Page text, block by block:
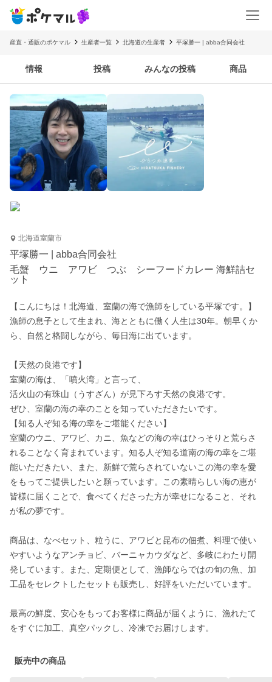
産直・通販のポケマル 生産者一覧 北海道の生産者 平塚勝一 | abba合同会社
情報 投稿 みんなの投稿 商品
北海道室蘭市
平塚勝一 | abba合同会社
毛蟹 ウニ アワビ つぶ シーフードカレー 海鮮詰セ
ット
【こんにちは！北海道、室蘭の海で漁師をしている平塚です。】
漁師の息子として生まれ、海とともに働く人生は30年。朝早くか
ら、自然と格闘しながら、毎日海に出ています。
【天然の良港です】
室蘭の海は、「噴火湾」と言って、
活火山の有珠山（うすざん）が見下ろす天然の良港です。
ぜひ、室蘭の海の幸のことを知っていただきたいです。
【知る人ぞ知る海の幸をご堪能ください】
室蘭のウニ、アワビ、カニ、魚などの海の幸はひっそりと荒らさ
れることなく育まれています。知る人ぞ知る道南の海の幸をご堪
能いただきたい、また、新鮮で荒らされていないこの海の幸を愛
をもってご提供したいと願っています。この素晴らしい海の恵が
皆様に届くことで、食べてくださった方が幸せになること、それ
が私の夢です。
商品は、なべセット、粒うに、アワビと昆布の佃煮、料理で使い
やすいようなアンチョビ、バーニャカウダなど、多岐にわたり開
発しています。また、定期便として、漁師ならではの旬の魚、加
工品をセレクトしたセットも販売し、好評をいただいています。
最高の鮮度、安心をもってお客様に商品が届くように、漁れたて
をすぐに加工、真空パックし、冷凍でお届けします。
販売中の商品